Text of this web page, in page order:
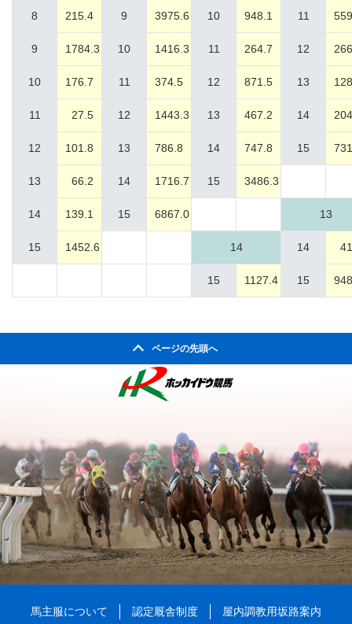
8 215.4 9 3975.6 10 948.1 11
9 1784.3 10 1416.3 11 264.7 12
10 176.7 11 374.5 12 871.5 13
11 27.5 12 1443.3 13 467.2 14
12 101.8 13 786.8 14 747.8 15
13 66.2 14 1716.7 15 3486.3
14 139.1 15 6867.0 13
15 1452.6 14 14
15 1127.4 15
ページの先頭へ
馬主服について 認定厩舎制度 屋内調教用坂路案内